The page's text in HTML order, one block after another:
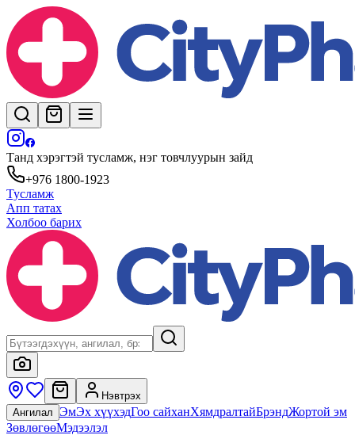
Танд хэрэгтэй тусламж, нэг товчлуурын зайд
+976 1800-1923
Тусламж
Апп татах
Холбоо барих
Нэвтрэх
Ангилал ЭмЭх хүүхэдГоо сайханХямдралтайБрэндЖортой эм
ЗөвлөгөөМэдээлэл